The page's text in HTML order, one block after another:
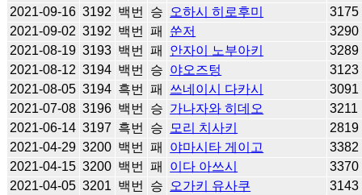
2021-09-16 3192 백번 승 오하시 히로후미
3175
2021-09-02 3192 백번 패 쑨저
3290
2021-08-19 3193 백번 패 안자이 노부아키
3289
2021-08-12 3194 백번 승 야오즈텅
3123
2021-08-05 3194 흑번 패 쓰네이시 다카시
3091
2021-07-08 3196 백번 승 가나자와 히데오
3211
2021-06-14 3197 흑번 승 모리 치사키
2819
2021-04-29 3200 백번 패 야마시타 게이고
3382
2021-04-15 3200 백번 패 이다 아쓰시
3370
2021-04-05 3201 백번 승 오가키 유사쿠
3143